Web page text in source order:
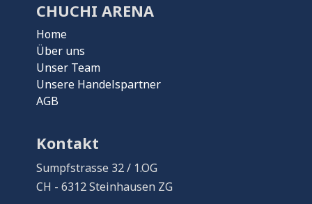
CHUCHI ARENA
Home
Über uns
Unser Team
Unsere Handelspartner
AGB
Kontakt
Sumpfstrasse 32 / 1.OG
CH - 6312 Steinhausen ZG